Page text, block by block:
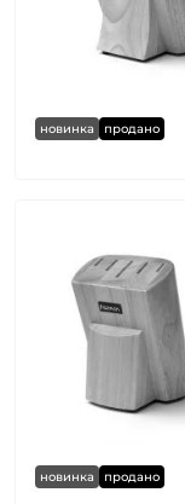
новинка продано
новинка продано